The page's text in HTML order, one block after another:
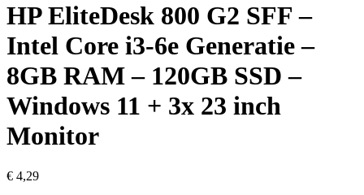
HP EliteDesk 800 G2 SFF –
Intel Core i3-6e Generatie –
8GB RAM – 120GB SSD –
Windows 11 + 3x 23 inch
Monitor
€ 4,29